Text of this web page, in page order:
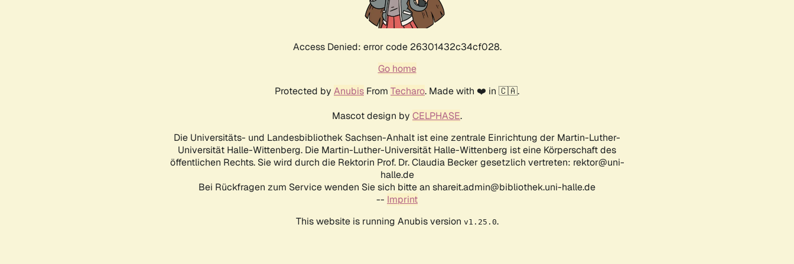
Access Denied: error code 26301432c34cf028.
Go home
Protected by Anubis From Techaro. Made with ❤️ in 🇨🇦.
Mascot design by CELPHASE.
Die Universitäts- und Landesbibliothek Sachsen-Anhalt ist eine zentrale Einrichtung der Martin-Luther-
Universität Halle-Wittenberg. Die Martin-Luther-Universität Halle-Wittenberg ist eine Körperschaft des
öffentlichen Rechts. Sie wird durch die Rektorin Prof. Dr. Claudia Becker gesetzlich vertreten: rektor@uni-
halle.de
Bei Rückfragen zum Service wenden Sie sich bitte an shareit.admin@bibliothek.uni-halle.de
-- Imprint
This website is running Anubis version v1.25.0.